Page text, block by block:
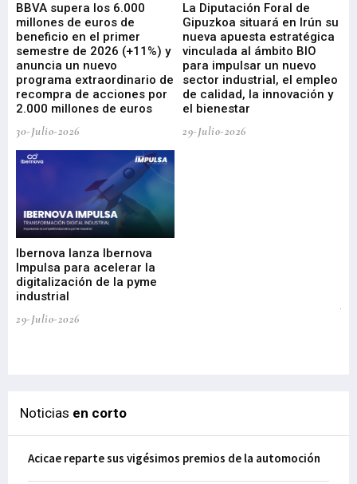
BBVA supera los 6.000
millones de euros de
beneficio en el primer
semestre de 2026 (+11%) y
anuncia un nuevo
programa extraordinario de
recompra de acciones por
2.000 millones de euros
30-Julio-2026
La Diputación Foral de
Gipuzkoa situará en Irún su
nueva apuesta estratégica
vinculada al ámbito BIO
para impulsar un nuevo
sector industrial, el empleo
de calidad, la innovación y
el bienestar
29-Julio-2026
Ibernova lanza Ibernova
Impulsa para acelerar la
digitalización de la pyme
industrial
29-Julio-2026
Noticias en corto
Acicae reparte sus vigésimos premios de la automoción